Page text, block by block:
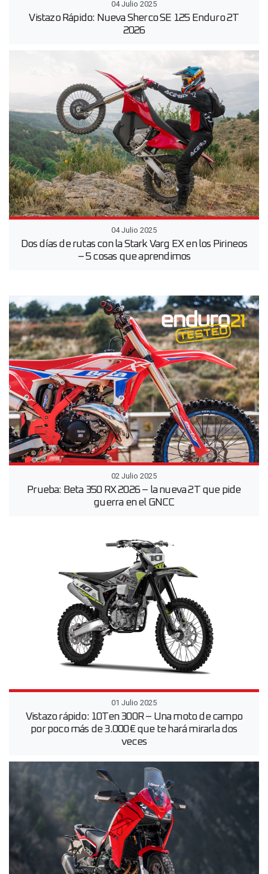
04 Julio 2025
Vistazo Rápido: Nueva Sherco SE 125 Enduro 2T
2026
04 Julio 2025
Dos días de rutas con la Stark Varg EX en los Pirineos
– 5 cosas que aprendimos
02 Julio 2025
Prueba: Beta 350 RX 2026 – la nueva 2T que pide
guerra en el GNCC
01 Julio 2025
Vistazo rápido: 10Ten 300R – Una moto de campo
por poco más de 3.000 € que te hará mirarla dos
veces